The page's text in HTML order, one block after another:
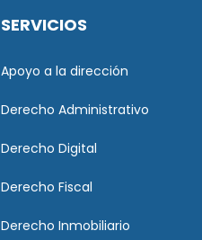
SERVICIOS
Apoyo a la dirección
Derecho Administrativo
Derecho Digital
Derecho Fiscal
Derecho Inmobiliario